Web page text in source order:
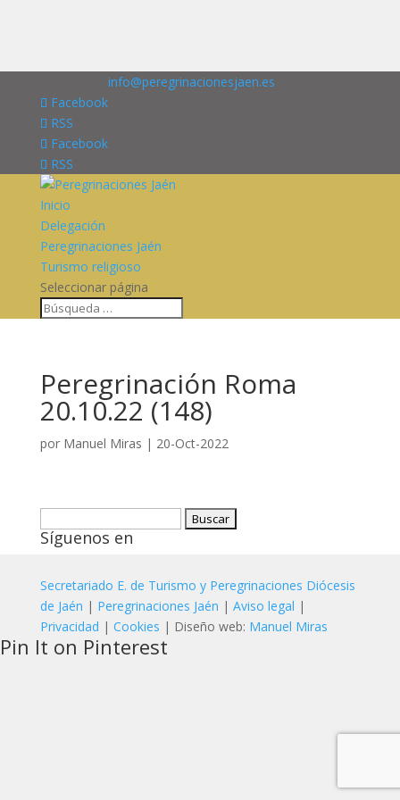
info@peregrinacionesjaen.es
Facebook
RSS
Facebook
RSS
Inicio
Delegación
Peregrinaciones Jaén
Turismo religioso
Seleccionar página
Peregrinación Roma
20.10.22 (148)
por Manuel Miras | 20-Oct-2022
Síguenos en
Secretariado E. de Turismo y Peregrinaciones Diócesis
de Jaén | Peregrinaciones Jaén | Aviso legal |
Privacidad | Cookies | Diseño web: Manuel Miras
Pin It on Pinterest